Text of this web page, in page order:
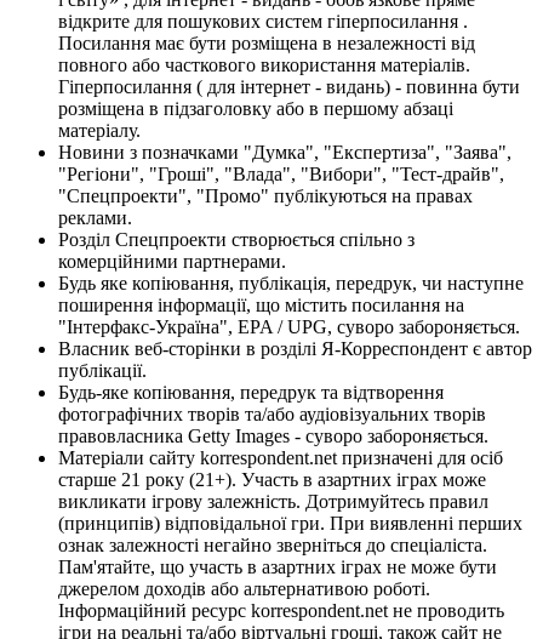
відкрите для пошукових систем гіперпосилання .
Посилання має бути розміщена в незалежності від
повного або часткового використання матеріалів.
Гіперпосилання ( для інтернет - видань) - повинна бути
розміщена в підзаголовку або в першому абзаці
матеріалу.
Новини з позначками "Думка", "Експертиза", "Заява",
"Регіони", "Гроші", "Влада", "Вибори", "Тест-драйв",
"Спецпроекти", "Промо" публікуються на правах
реклами.
Розділ Спецпроекти створюється спільно з
комерційними партнерами.
Будь яке копіювання, публікація, передрук, чи наступне
поширення інформації, що містить посилання на
"Інтерфакс-Україна", EPA / UPG, суворо забороняється.
Власник веб-сторінки в розділі Я-Корреспондент є автор
публікації.
Будь-яке копіювання, передрук та відтворення
фотографічних творів та/або аудіовізуальних творів
правовласника Getty Images - суворо забороняється.
Матеріали сайту korrespondent.net призначені для осіб
старше 21 року (21+). Участь в азартних іграх може
викликати ігрову залежність. Дотримуйтесь правил
(принципів) відповідальної гри. При виявленні перших
ознак залежності негайно зверніться до спеціаліста.
Пам'ятайте, що участь в азартних іграх не може бути
джерелом доходів або альтернативою роботі.
Інформаційний ресурс korrespondent.net не проводить
ігри на реальні та/або віртуальні гроші, також сайт не